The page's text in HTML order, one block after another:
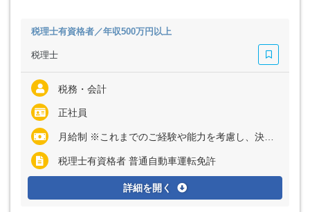
税理士有資格者／年収500万円以上
税理士
税務・会計
正社員
月給制 ※これまでのご経験や能力を考慮し、決定致します
税理士有資格者 普通自動車運転免許
詳細を開く